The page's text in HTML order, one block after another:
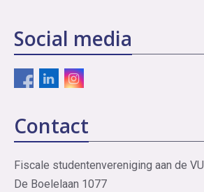
Social media
Contact
Fiscale studentenvereniging aan de VU
De Boelelaan 1077